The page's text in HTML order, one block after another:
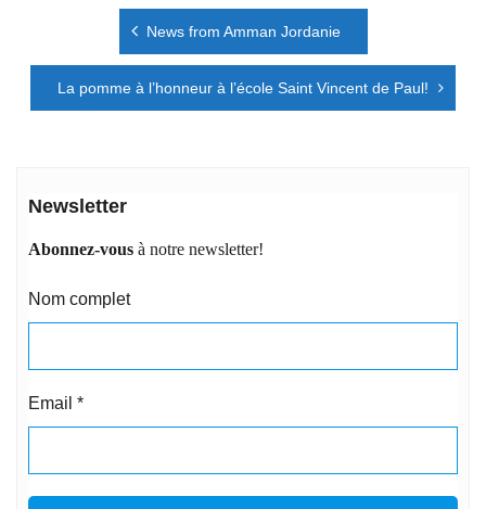
Navigation
l’article
News from Amman Jordanie
La pomme à l’honneur à l’école Saint Vincent de Paul!
Newsletter
Abonnez-vous à notre newsletter!
Nom complet
Email *